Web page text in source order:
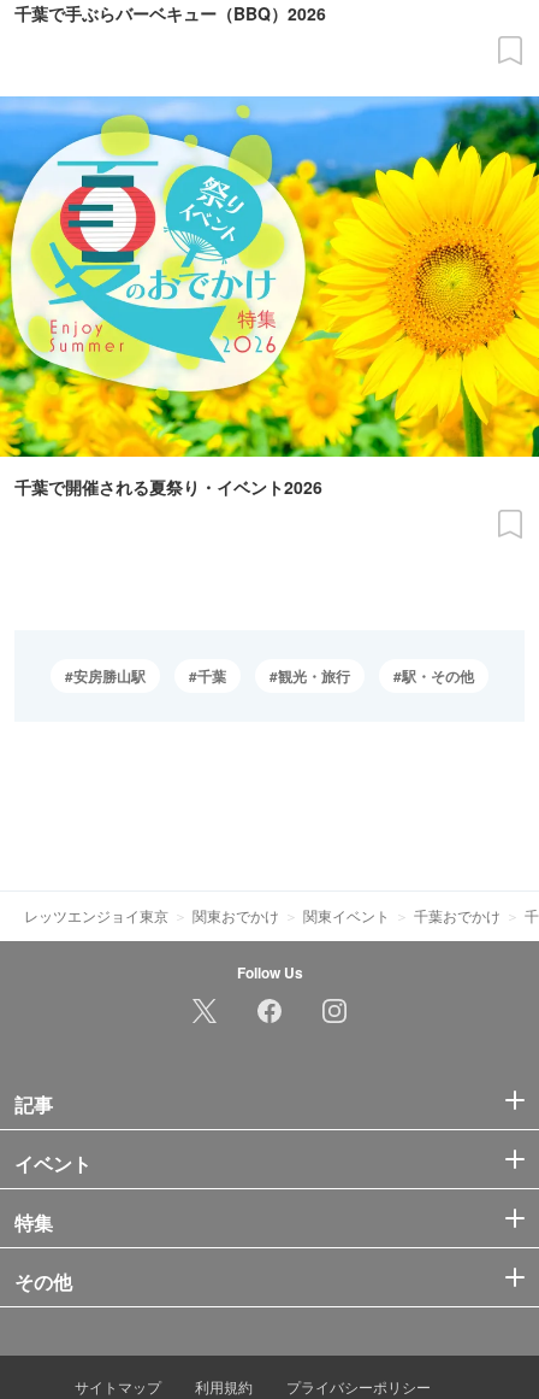
千葉で手ぶらバーベキュー（BBQ）2026
千葉で開催される夏祭り・イベント2026
安房勝山駅 千葉 観光・旅行 駅・その他
レッツエンジョイ東京 関東おでかけ 関東イベント 千葉おでかけ
Follow Us
記事
イベント
特集
その他
サイトマップ 利用規約 プライバシーポリシー